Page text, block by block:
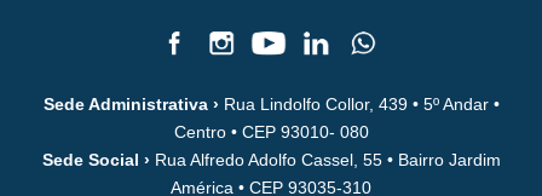
Sede Administrativa › Rua Lindolfo Collor, 439 • 5º Andar •
Centro • CEP 93010- 080
Sede Social › Rua Alfredo Adolfo Cassel, 55 • Bairro Jardim
América • CEP 93035-310